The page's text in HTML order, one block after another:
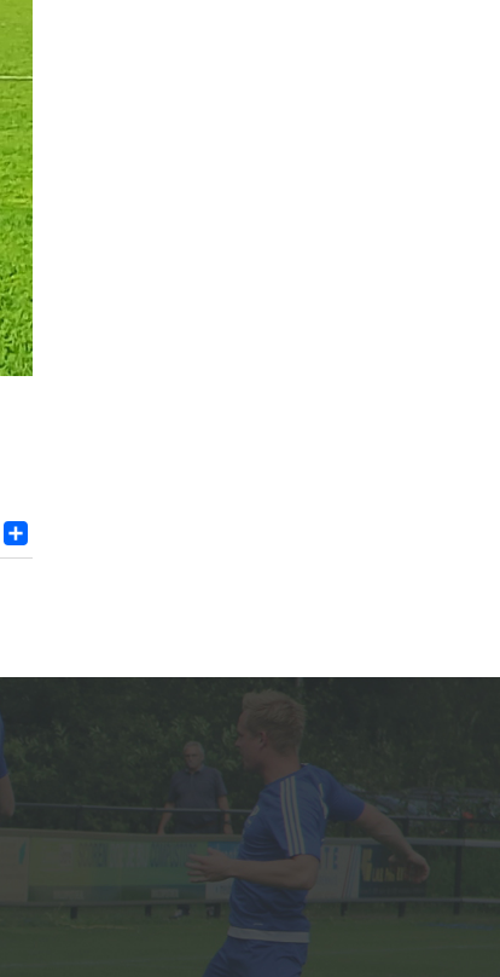
EMAIL